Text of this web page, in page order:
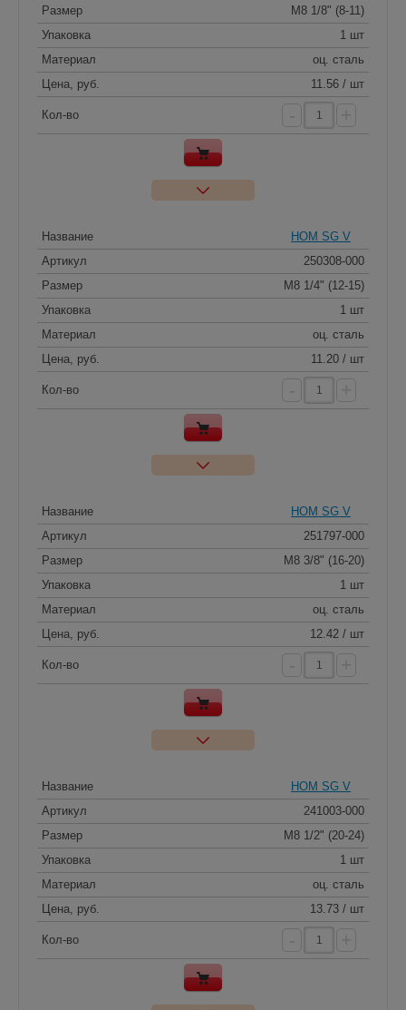
Размер
M8 1/8" (8-11)
Упаковка
1 шт
Материал
оц. сталь
Цена, руб.
11.56 / шт
Кол-во
Название
HOM SG V
Артикул
250308-000
Размер
M8 1/4" (12-15)
Упаковка
1 шт
Материал
оц. сталь
Цена, руб.
11.20 / шт
Кол-во
Название
HOM SG V
Артикул
251797-000
Размер
M8 3/8" (16-20)
Упаковка
1 шт
Материал
оц. сталь
Цена, руб.
12.42 / шт
Кол-во
Название
HOM SG V
Артикул
241003-000
Размер
M8 1/2" (20-24)
Упаковка
1 шт
Материал
оц. сталь
Цена, руб.
13.73 / шт
Кол-во